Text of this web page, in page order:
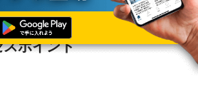
ずに無線LANのNW環境を
ポイント